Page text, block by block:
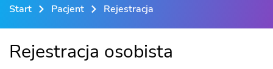
PACJENT
KSO
Start Pacjent Rejestracja
Rejestracja osobista